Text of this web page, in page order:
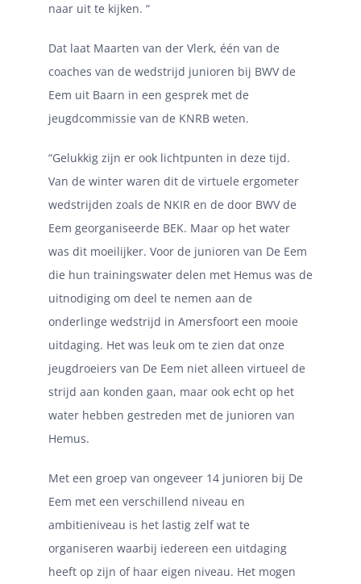
naar uit te kijken. “
Dat laat Maarten van der Vlerk, één van de
coaches van de wedstrijd junioren bij BWV de
Eem uit Baarn in een gesprek met de
jeugdcommissie van de KNRB weten.
“Gelukkig zijn er ook lichtpunten in deze tijd.
Van de winter waren dit de virtuele ergometer
wedstrijden zoals de NKIR en de door BWV de
Eem georganiseerde BEK. Maar op het water
was dit moeilijker. Voor de junioren van De Eem
die hun trainingswater delen met Hemus was de
uitnodiging om deel te nemen aan de
onderlinge wedstrijd in Amersfoort een mooie
uitdaging. Het was leuk om te zien dat onze
jeugdroeiers van De Eem niet alleen virtueel de
strijd aan konden gaan, maar ook echt op het
water hebben gestreden met de junioren van
Hemus.
Met een groep van ongeveer 14 junioren bij De
Eem met een verschillend niveau en
ambitieniveau is het lastig zelf wat te
organiseren waarbij iedereen een uitdaging
heeft op zijn of haar eigen niveau. Het mogen